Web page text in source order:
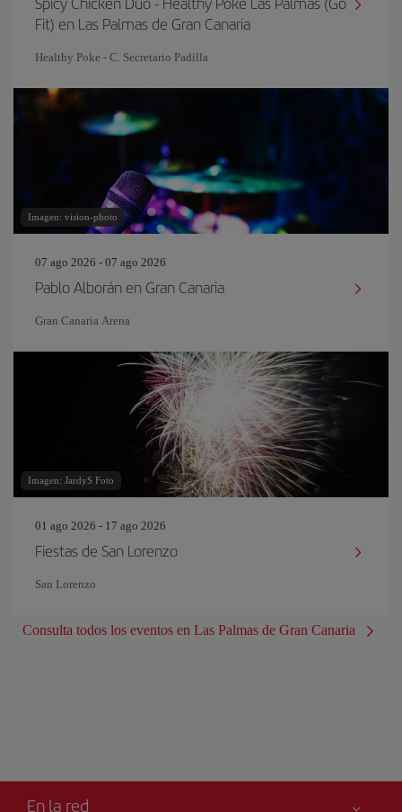
Fit) en Las Palmas de Gran Canaria
Healthy Poke - C. Secretario Padilla
Imagen: vision-photo
07 ago 2026 - 07 ago 2026
Pablo Alborán en Gran Canaria
Gran Canaria Arena
Imagen: JardyS Foto
01 ago 2026 - 17 ago 2026
Fiestas de San Lorenzo
San Lorenzo
Consulta todos los eventos en Las Palmas de Gran Canaria
En la red